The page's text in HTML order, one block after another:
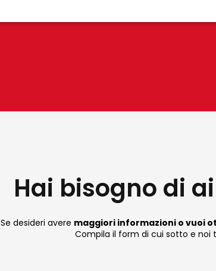
Hai bisogno di
Se desideri avere maggiori informazioni o vuoi
Compila il form di cui sotto e noi